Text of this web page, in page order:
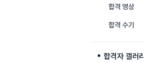
합격 영상
합격 수기
합격자 갤러리